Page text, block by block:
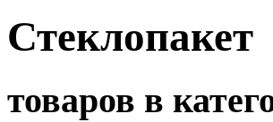
Стеклопакет
товаров в